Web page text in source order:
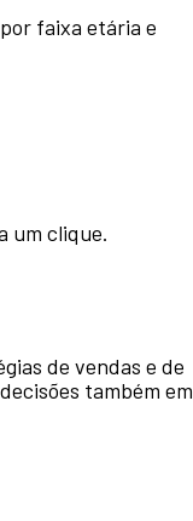
faixa etária e
um clique.
de vendas e de
também em